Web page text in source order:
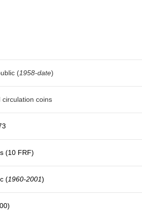
(1958-date)
circulation coins
(10 FRF)
(1960-2001)